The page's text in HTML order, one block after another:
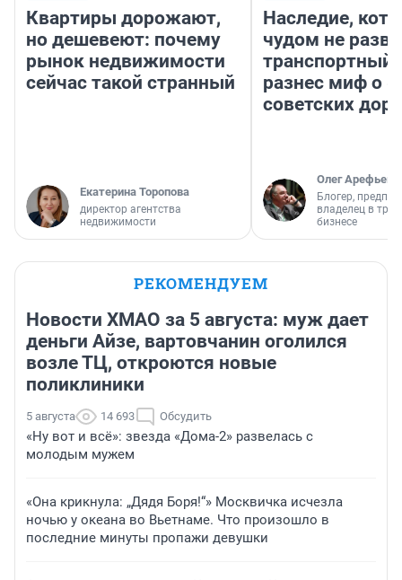
Квартиры дорожают,
но дешевеют: почему
рынок недвижимости
сейчас такой странный
Екатерина Торопова
директор агентства
недвижимости
Наследие,
чудом не
транспортный
разнес миф о
советских
Олег Арефьев
Блогер,
владелец в
бизнесе
РЕКОМЕНДУЕМ
Новости ХМАО за 5 августа: муж дает
деньги Айзе, вартовчанин оголился
возле ТЦ, откроются новые
поликлиники
5 августа 14 693 Обсудить
«Ну вот и всё»: звезда «Дома-2» развелась с
молодым мужем
«Она крикнула: „Дядя Боря!“» Москвичка исчезла
ночью у океана во Вьетнаме. Что произошло в
последние минуты пропажи девушки